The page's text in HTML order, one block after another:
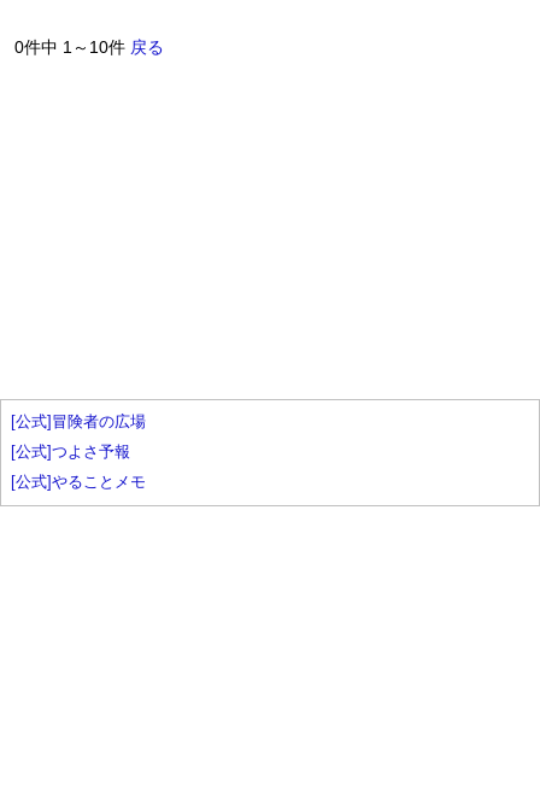
0件中 1～10件 戻る
[公式]冒険者の広場
[公式]つよさ予報
[公式]やることメモ